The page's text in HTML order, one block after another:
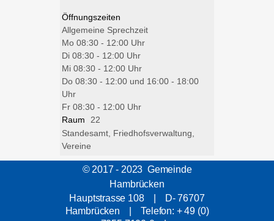
Öffnungszeiten
Allgemeine Sprechzeit
Mo 08:30 - 12:00 Uhr
Di 08:30 - 12:00 Uhr
Mi 08:30 - 12:00 Uhr
Do 08:30 - 12:00 und 16:00 - 18:00
Uhr
Fr 08:30 - 12:00 Uhr
Raum
22
Standesamt, Friedhofsverwaltung,
Vereine
© 2017 - 2023 Gemeinde
Hambrücken
Hauptstrasse 108 | D- 76707
Hambrücken | Telefon: + 49 (0)